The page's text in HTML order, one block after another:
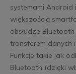
systemami Android
większością
obsłudze
transferem danych
Funkcje takie jak
Bluetooth (dzięki